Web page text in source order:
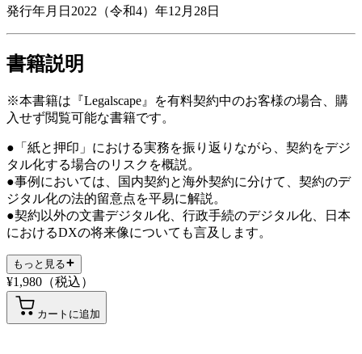
発行年月日 2022（令和4）年12月28日
書籍説明
※本書籍は『Legalscape』を有料契約中のお客様の場合、購
入せず閲覧可能な書籍です。
●「紙と押印」における実務を振り返りながら、契約をデジ
タル化する場合のリスクを概説。
●事例においては、国内契約と海外契約に分けて、契約のデ
ジタル化の法的留意点を平易に解説。
●契約以外の文書デジタル化、行政手続のデジタル化、日本
におけるDXの将来像についても言及します。
もっと見る
¥1,980 （税込）
カートに追加